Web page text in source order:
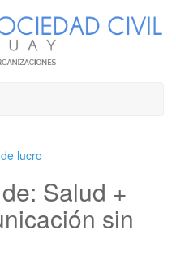
lucro
Salud +
sin